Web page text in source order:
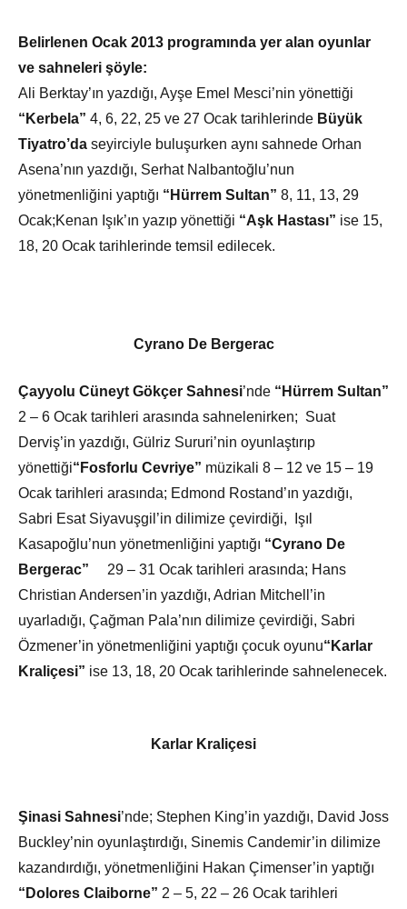
Belirlenen Ocak 2013 programında yer alan oyunlar
ve sahneleri şöyle:
Ali Berktay’ın yazdığı, Ayşe Emel Mesci’nin yönettiği
“Kerbela” 4, 6, 22, 25 ve 27 Ocak tarihlerinde Büyük
Tiyatro’da seyirciyle buluşurken aynı sahnede Orhan
Asena’nın yazdığı, Serhat Nalbantoğlu’nun
yönetmenliğini yaptığı “Hürrem Sultan” 8, 11, 13, 29
Ocak;Kenan Işık’ın yazıp yönettiği “Aşk Hastası” ise 15,
18, 20 Ocak tarihlerinde temsil edilecek.
Cyrano De Bergerac
Çayyolu Cüneyt Gökçer Sahnesi’nde “Hürrem Sultan”
2 – 6 Ocak tarihleri arasında sahnelenirken; Suat
Derviş’in yazdığı, Gülriz Sururi’nin oyunlaştırıp
yönettiği“Fosforlu Cevriye” müzikali 8 – 12 ve 15 – 19
Ocak tarihleri arasında; Edmond Rostand’ın yazdığı,
Sabri Esat Siyavuşgil’in dilimize çevirdiği, Işıl
Kasapoğlu’nun yönetmenliğini yaptığı “Cyrano De
Bergerac” 29 – 31 Ocak tarihleri arasında; Hans
Christian Andersen’in yazdığı, Adrian Mitchell’in
uyarladığı, Çağman Pala’nın dilimize çevirdiği, Sabri
Özmener’in yönetmenliğini yaptığı çocuk oyunu“Karlar
Kraliçesi” ise 13, 18, 20 Ocak tarihlerinde sahnelenecek.
Karlar Kraliçesi
Şinasi Sahnesi’nde; Stephen King’in yazdığı, David Joss
Buckley’nin oyunlaştırdığı, Sinemis Candemir’in dilimize
kazandırdığı, yönetmenliğini Hakan Çimenser’in yaptığı
“Dolores Claiborne” 2 – 5, 22 – 26 Ocak tarihleri